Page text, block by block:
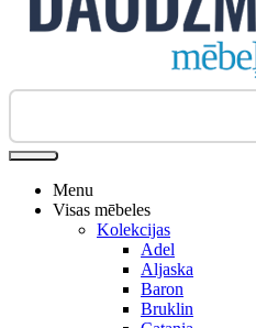
Biroja krēsli
Menu
Visas mēbeles
Kolekcijas
Adel
Aljaska
Baron
Bruklin